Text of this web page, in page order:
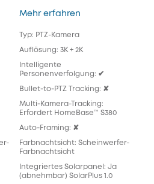
KitMehr erfahren
Typ: PTZ-Kamera
Auflösung: 3K + 2K
Intelligente
Personenverfolgung: ✔
Bullet‑to‑PTZ Tracking: ✘
Multi‑Kamera-Tracking:
Erfordert HomeBase™ S380
Auto‑Framing: ✘
Farbnachtsicht: Scheinwerfer-
Farbnachtsicht
Integriertes Solarpanel: Ja
(abnehmbar) SolarPlus 1.0